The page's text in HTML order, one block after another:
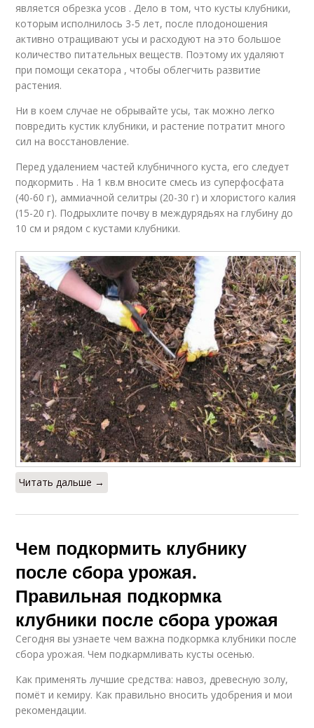
является обрезка усов . Дело в том, что кусты клубники,
которым исполнилось 3-5 лет, после плодоношения
активно отращивают усы и расходуют на это большое
количество питательных веществ. Поэтому их удаляют
при помощи секатора , чтобы облегчить развитие
растения.
Ни в коем случае не обрывайте усы, так можно легко
повредить кустик клубники, и растение потратит много
сил на восстановление.
Перед удалением частей клубничного куста, его следует
подкормить . На 1 кв.м вносите смесь из суперфосфата
(40-60 г), аммиачной селитры (20-30 г) и хлористого калия
(15-20 г). Подрыхлите почву в междурядьях на глубину до
10 см и рядом с кустами клубники.
Читать дальше →
Чем подкормить клубнику
после сбора урожая.
Правильная подкормка
клубники после сбора урожая
Сегодня вы узнаете чем важна подкормка клубники после
сбора урожая. Чем подкармливать кусты осенью.
Как применять лучшие средства: навоз, древесную золу,
помёт и кемиру. Как правильно вносить удобрения и мои
рекомендации.